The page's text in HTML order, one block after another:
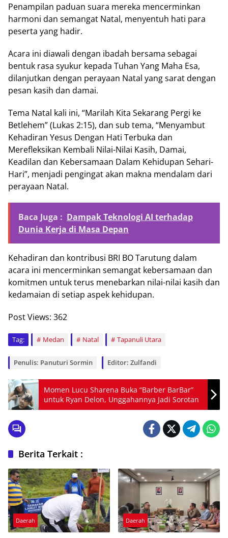
Penampilan paduan suara mereka mencerminkan
harmoni dan semangat Natal, menyentuh hati para
peserta yang hadir.
Acara ini diawali dengan ibadah bersama sebagai
bentuk rasa syukur kepada Tuhan Yang Maha Esa,
dilanjutkan dengan perayaan Natal yang sarat dengan
pesan kasih dan damai.
Tema Natal kali ini, “Marilah Kita Sekarang Pergi ke
Betlehem” (Lukas 2:15), dan sub tema, “Menyambut
Kehadiran Yesus Dengan Hati Terbuka dan
Merefleksikan Kembali Nilai-Nilai Kasih, Damai,
Keadilan dan Kebersamaan Dalam Kehidupan Sehari-
Hari”, menjadi pengingat akan makna mendalam dari
perayaan Natal.
Baca Juga : Dampak Teknologi AI terhadap
Dunia Kerja di Masa Depan
Kehadiran dan kontribusi BRI BO Tarutung dalam
acara ini mencerminkan semangat kebersamaan dan
komitmen untuk terus menebarkan nilai-nilai kasih dan
kedamaian di setiap aspek kehidupan.
Post Views: 362
Tag: Medan Natal Tapanuli Utara
Penulis: Panuturi Sormin Editor: Zulfandi
Momen Lucu Sharena Buka “Barber BarBar”
untuk Ryan Delon, Unggahannya Jadi Sorotan
Berita Terkait :
Daerah Daerah